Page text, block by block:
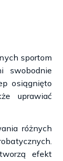
sportom
swobodnie
osiągnięto
uprawiać
różnych
efekt